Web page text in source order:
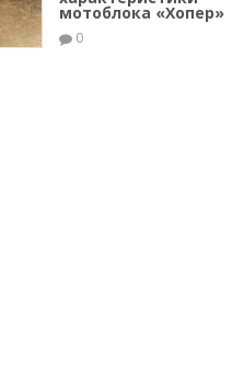
мотоблока «Хопер»
0